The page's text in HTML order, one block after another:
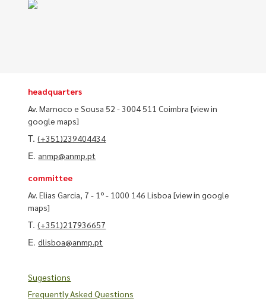
headquarters
Av. Marnoco e Sousa 52 - 3004 511 Coimbra[view in
google maps]
T.(+351)239404434
E. anmp@anmp.pt
committee
Av. Elias Garcia, 7 - 1º - 1000 146 Lisboa[view in google
maps]
T.(+351)217936657
E.dlisboa@anmp.pt
Sugestions
Frequently Asked Questions